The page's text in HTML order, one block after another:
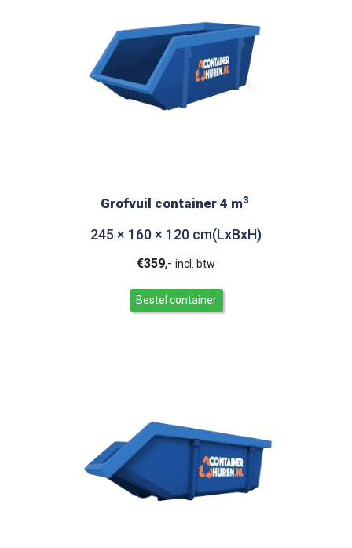
Grofvuil container 4 m3
245 × 160 × 120 cm(LxBxH)
€359,- incl. btw
Bestel container